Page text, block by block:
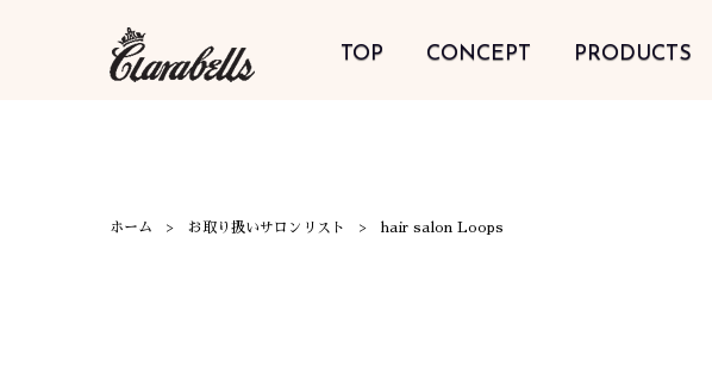
TOP CONCEPT PRODUCTS
ホーム お取り扱いサロンリスト hair salon Loops